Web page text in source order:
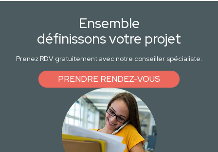
Ensemble
définissons votre projet
Prenez RDV gratuitement avec notre conseiller spécialiste.
PRENDRE RENDEZ-VOUS